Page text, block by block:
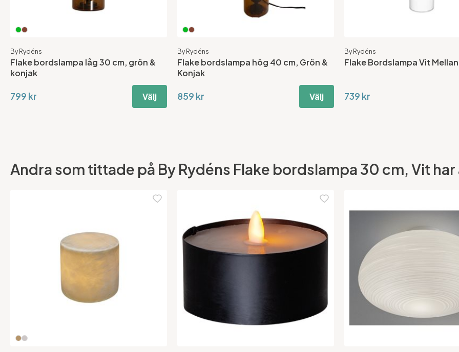
By Rydéns
Flake bordslampa låg 30 cm, grön &
konjak
799 kr Välj
By Rydéns
Flake bordslampa hög 40 cm, Grön &
Konjak
859 kr Välj
By Rydéns
Flake Bordslampa Vit
739 kr
Andra som tittade på By Rydéns Flake bordslampa 30 cm, Vit